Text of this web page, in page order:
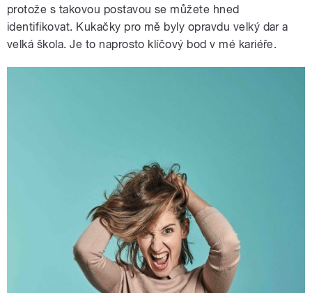
protože s takovou postavou se můžete hned
identifikovat. Kukačky pro mě byly opravdu velký dar a
velká škola. Je to naprosto klíčový bod v mé kariéře.